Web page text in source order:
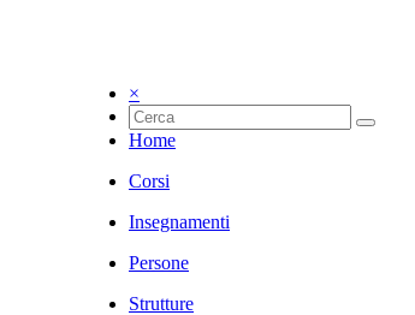
×
Home
Corsi
Insegnamenti
Persone
Strutture